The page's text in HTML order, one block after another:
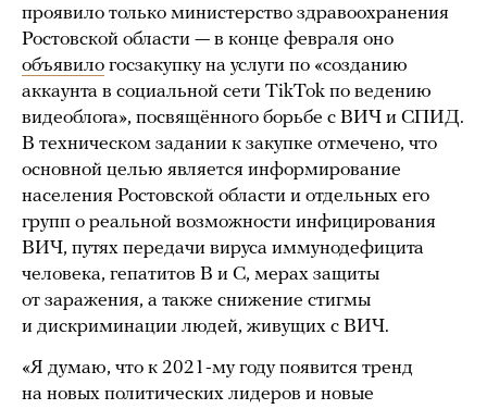
проявило только министерство здравоохранения
Ростовской области — в конце февраля оно
объявило госзакупку на услуги по «созданию
аккаунта в социальной сети TikTok по ведению
видеоблога», посвящённого борьбе с ВИЧ и СПИД.
В техническом задании к закупке отмечено, что
основной целью является информирование
населения Ростовской области и отдельных его
групп о реальной возможности инфицирования
ВИЧ, путях передачи вируса иммунодефицита
человека, гепатитов В и С, мерах защиты
от заражения, а также снижение стигмы
и дискриминации людей, живущих с ВИЧ.
«Я думаю, что к 2021-му году появится тренд
на новых политических лидеров и новые